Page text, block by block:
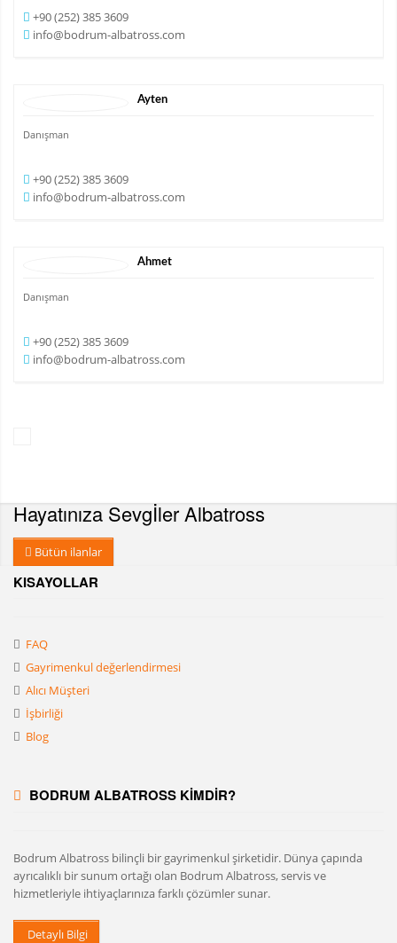
+90 (252) 385 3609
info@bodrum-albatross.com
Ayten
Danışman
+90 (252) 385 3609
info@bodrum-albatross.com
Ahmet
Danışman
+90 (252) 385 3609
info@bodrum-albatross.com
Hayatınıza SevgİlerAlbatross
Bütün ilanlar
KISAYOLLAR
FAQ
Gayrimenkul değerlendirmesi
Alıcı Müşteri
İşbirliği
Blog
BODRUM ALBATROSS KİMDİR?
Bodrum Albatross bilinçli bir gayrimenkul şirketidir. Dünya çapında
ayrıcalıklı bir sunum ortağı olan Bodrum Albatross, servis ve
hizmetleriyle ihtiyaçlarınıza farklı çözümler sunar.
Detaylı Bilgi